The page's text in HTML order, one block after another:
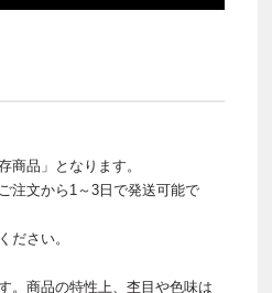
商品」となります。
注文から1～3日で発送可能で
ださい。
。商品の特性上、杢目や色味は